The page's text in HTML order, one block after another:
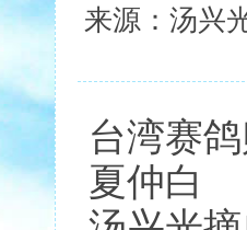
来源：汤兴
台湾赛
夏仲白